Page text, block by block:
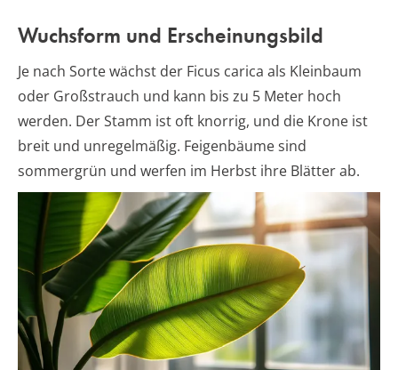
Wuchsform und Erscheinungsbild
Je nach Sorte wächst der Ficus carica als Kleinbaum
oder Großstrauch und kann bis zu 5 Meter hoch
werden. Der Stamm ist oft knorrig, und die Krone ist
breit und unregelmäßig. Feigenbäume sind
sommergrün und werfen im Herbst ihre Blätter ab.